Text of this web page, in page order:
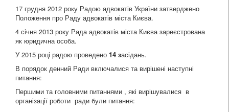
17 грудня 2012 року Радою адвокатів України затверджено
Положення про Раду адвокатів міста Києва.
4 січня 2013 року Рада адвокатів міста Києва зареєстрована
як юридична особа.
У 2015 році радою проведено 14 засідань.
В порядок денний Ради включалися та вирішені наступні
питання:
Першими та головними питаннями , які вирішувалися в
організації роботи ради були питання: